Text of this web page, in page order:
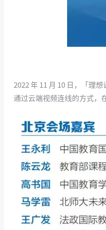
2022 年 11 月 10 日，「理
通过云端视频连线的方式，